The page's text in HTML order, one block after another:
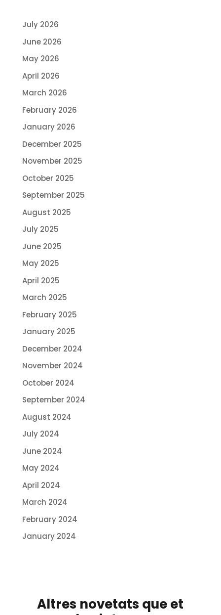
July 2026
June 2026
May 2026
April 2026
March 2026
February 2026
January 2026
December 2025
November 2025
October 2025
September 2025
August 2025
July 2025
June 2025
May 2025
April 2025
March 2025
February 2025
January 2025
December 2024
November 2024
October 2024
September 2024
August 2024
July 2024
June 2024
May 2024
April 2024
March 2024
February 2024
January 2024
Altres novetats que et